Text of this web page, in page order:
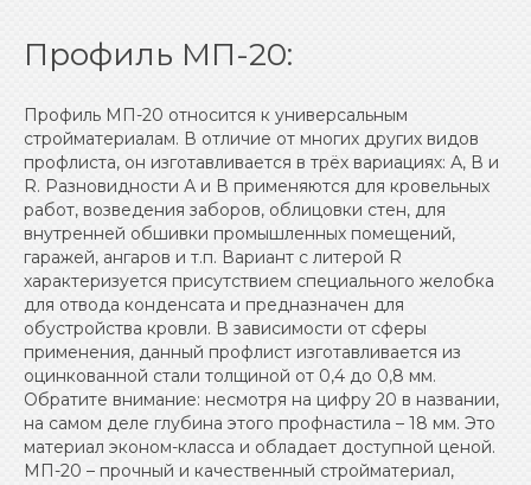
Профиль МП-20:
Профиль МП-20 относится к универсальным
cтройматериалам. В отличие от многих других видов
профлиста, он изготавливается в трёх вариациях: А, В и
R. Разновидности А и В применяются для кровельных
работ, возведения заборов, облицовки стен, для
внутренней обшивки промышленных помещений,
гаражей, ангаров и т.п. Вариант с литерой R
характеризуется присутствием специального желобка
для отвода конденсата и предназначен для
обустройства кровли. В зависимости от сферы
применения, данный профлист изготавливается из
оцинкованной стали толщиной от 0,4 до 0,8 мм.
Обратите внимание: несмотря на цифру 20 в названии,
на самом деле глубина этого профнастила – 18 мм. Это
материал эконом-класса и обладает доступной ценой.
МП-20 – прочный и качественный стройматериал,